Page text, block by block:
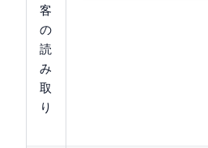
客
の
読
み
取
り